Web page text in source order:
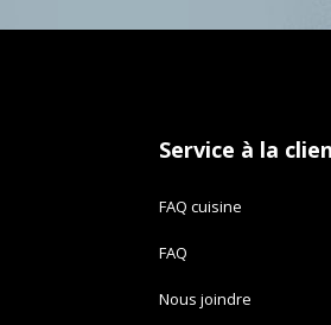
Service à la
FAQ cuisine
FAQ
Nous joindre